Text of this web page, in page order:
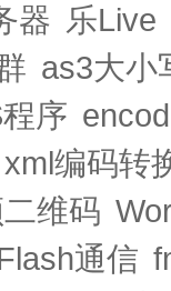
器 乐Live
as3大小
序
xml编码转
维码
通信